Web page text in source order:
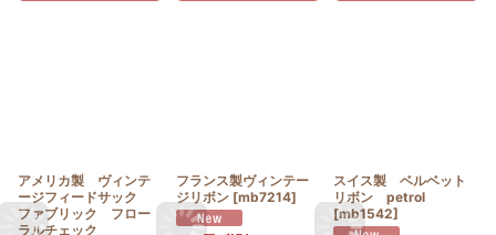
アメリカ製 ヴィンテ
ージフィードサック
ファブリック フロー
ラルチェック
フランス製ヴィンテー
ジリボン [mb7214]
スイス製 ベルベット
リボン petrol
[mb1542]